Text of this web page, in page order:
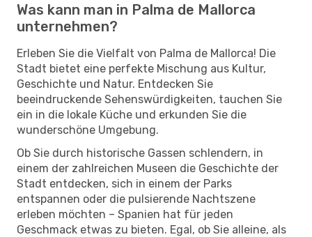
Was kann man in Palma de Mallorca
unternehmen?
Erleben Sie die Vielfalt von Palma de Mallorca! Die
Stadt bietet eine perfekte Mischung aus Kultur,
Geschichte und Natur. Entdecken Sie
beeindruckende Sehenswürdigkeiten, tauchen Sie
ein in die lokale Küche und erkunden Sie die
wunderschöne Umgebung.
Ob Sie durch historische Gassen schlendern, in
einem der zahlreichen Museen die Geschichte der
Stadt entdecken, sich in einem der Parks
entspannen oder die pulsierende Nachtszene
erleben möchten – Spanien hat für jeden
Geschmack etwas zu bieten. Egal, ob Sie alleine, als